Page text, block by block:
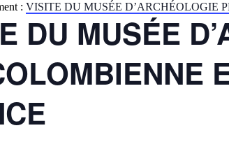
: VISITE DU MUSÉE D’ARCHÉOLOGIE
DU MUSÉE